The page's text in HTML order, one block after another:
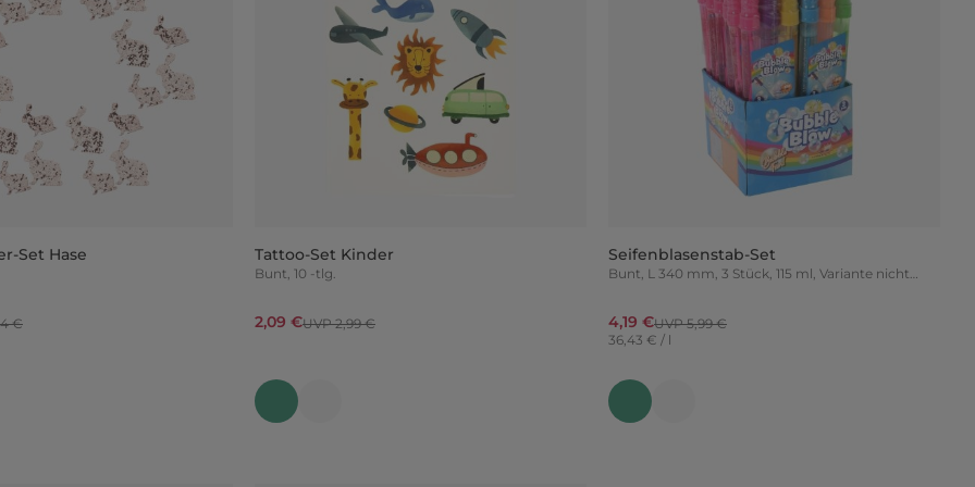
Set Hase
€
Tattoo-Set Kinder
Bunt, 10 -tlg.
2,09 €UVP 2,99 €
Seifenblasenstab-Set
Bunt, L 340 mm, 3 Stück, 115 ml, Variante nicht
4,19 €UVP 5,99 €
36,43 € / l